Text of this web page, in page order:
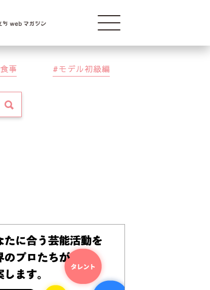
Modelba
食事 モデル初級編